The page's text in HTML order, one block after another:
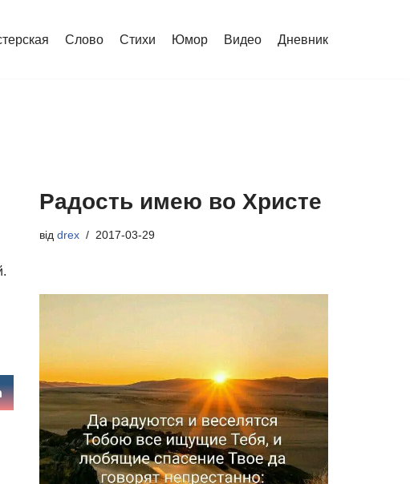
Слово Стихи Юмор Видео Дневник
Радость имею во Христе
від drex 2017-03-29